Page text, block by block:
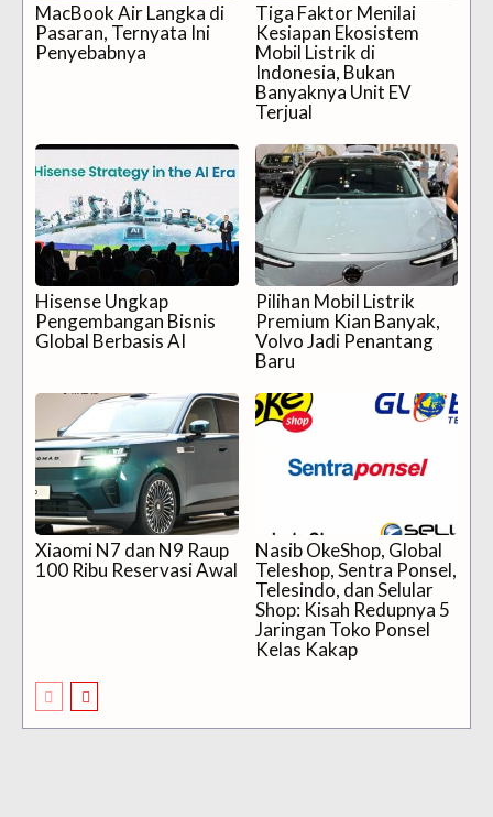
MacBook Air Langka di
Pasaran, Ternyata Ini
Penyebabnya
Tiga Faktor Menilai
Kesiapan Ekosistem
Mobil Listrik di
Indonesia, Bukan
Banyaknya Unit EV
Terjual
Hisense Ungkap
Pengembangan Bisnis
Global Berbasis AI
Pilihan Mobil Listrik
Premium Kian Banyak,
Volvo Jadi Penantang
Baru
Xiaomi N7 dan N9 Raup
100 Ribu Reservasi Awal
Nasib OkeShop, Global
Teleshop, Sentra Ponsel,
Telesindo, dan Selular
Shop: Kisah Redupnya 5
Jaringan Toko Ponsel
Kelas Kakap